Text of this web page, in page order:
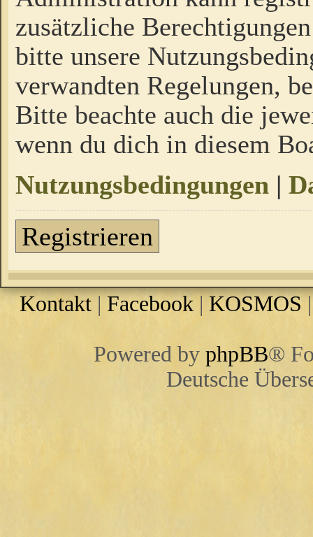
zusätzliche
bitte unsere
verwandten Regelungen,
Bitte beachte auch die
wenn du dich in diesem
Nutzungsbedingungen |
Registrieren
Kontakt | Facebook |KOSMOS
Powered by phpBB®
Deutsche